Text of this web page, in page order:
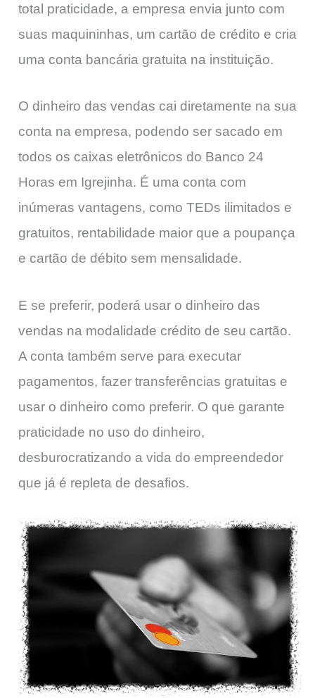
total praticidade, a empresa envia junto com
suas maquininhas, um cartão de crédito e cria
uma conta bancária gratuita na instituição.
O dinheiro das vendas cai diretamente na sua
conta na empresa, podendo ser sacado em
todos os caixas eletrônicos do Banco 24
Horas em Igrejinha. É uma conta com
inúmeras vantagens, como TEDs ilimitados e
gratuitos, rentabilidade maior que a poupança
e cartão de débito sem mensalidade.
E se preferir, poderá usar o dinheiro das
vendas na modalidade crédito de seu cartão.
A conta também serve para executar
pagamentos, fazer transferências gratuitas e
usar o dinheiro como preferir. O que garante
praticidade no uso do dinheiro,
desburocratizando a vida do empreendedor
que já é repleta de desafios.